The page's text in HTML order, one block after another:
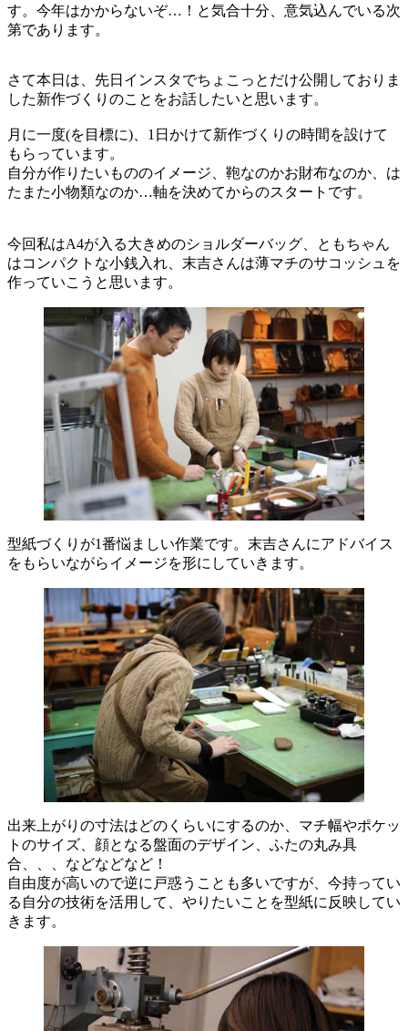
す。今年はかからないぞ…！と気合十分、意気込んでいる次
第であります。
さて本日は、先日インスタでちょこっとだけ公開しておりま
した新作づくりのことをお話したいと思います。
月に一度(を目標に)、1日かけて新作づくりの時間を設けて
もらっています。
自分が作りたいもののイメージ、鞄なのかお財布なのか、は
たまた小物類なのか…軸を決めてからのスタートです。
今回私はA4が入る大きめのショルダーバッグ、ともちゃん
はコンパクトな小銭入れ、末吉さんは薄マチのサコッシュを
作っていこうと思います。
型紙づくりが1番悩ましい作業です。末吉さんにアドバイス
をもらいながらイメージを形にしていきます。
出来上がりの寸法はどのくらいにするのか、マチ幅やポケッ
トのサイズ、顔となる盤面のデザイン、ふたの丸み具
合、、、などなどなど！
自由度が高いので逆に戸惑うことも多いですが、今持ってい
る自分の技術を活用して、やりたいことを型紙に反映してい
きます。